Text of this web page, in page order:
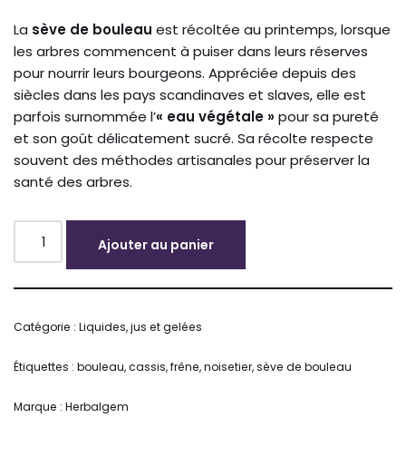
La sève de bouleau est récoltée au printemps, lorsque
les arbres commencent à puiser dans leurs réserves
pour nourrir leurs bourgeons. Appréciée depuis des
siècles dans les pays scandinaves et slaves, elle est
parfois surnommée l’« eau végétale » pour sa pureté
et son goût délicatement sucré. Sa récolte respecte
souvent des méthodes artisanales pour préserver la
santé des arbres.
Ajouter au panier
Catégorie : Liquides, jus et gelées
Étiquettes : bouleau,cassis,frêne,noisetier,sève de bouleau
Marque : Herbalgem